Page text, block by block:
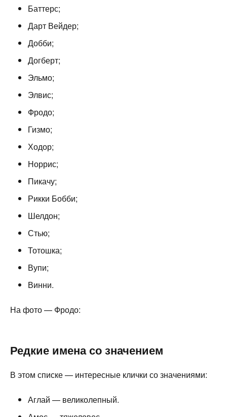
Баттерс;
Дарт Вейдер;
Добби;
Догберт;
Эльмо;
Элвис;
Фродо;
Гизмо;
Ходор;
Норрис;
Пикачу;
Рикки Бобби;
Шелдон;
Стью;
Тотошка;
Вупи;
Винни.
На фото — Фродо:
Редкие имена со значением
В этом списке — интересные клички со значениями:
Аглай — великолепный.